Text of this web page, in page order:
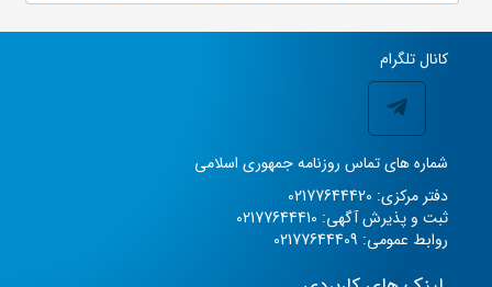
کانال تلگرام
شماره های تماس روزنامه جمهوری اسلامی
دفتر مرکزی: 02177644420
ثبت و پذیرش آگهی: 02177644410
روابط عمومی: 02177644409